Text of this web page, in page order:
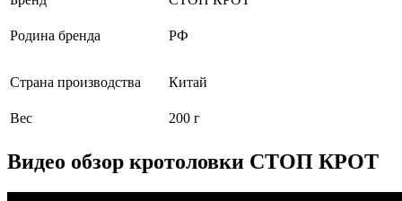
Родина бренда РФ
Страна производства Китай
Вес 200 г
Видео обзор кротоловки СТОП КРОТ